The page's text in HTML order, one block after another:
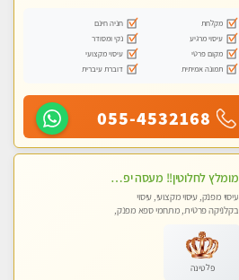
מקלחת
חניה חינם
עיסוי מרגיע
נקי ומסודר
מקום פרטי
עיסוי מקצועי
תמונה אמיתית
דוברת עיברית
055-4532168
מומלץ לחלוטין!! מעסה יפה איכותית מקצועית ומפנקת מאוד.פרטי.מומלץ בחום.
עיסוי מפנק, עיסוי מקצועי, עיסוי
בקלניקה פרטית, מתחמי ספא מפנק,
פלטינה